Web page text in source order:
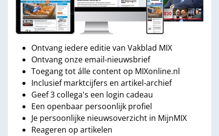
Ontvang iedere editie van Vakblad MIX
Ontvang onze email-nieuwsbrief
Toegang tot álle content op MIXonline.nl
Inclusief marktcijfers en artikel-archief
Geef 3 collega's een login cadeau
Een openbaar persoonlijk profiel
Je persoonlijke nieuwsoverzicht in MijnMIX
Reageren op artikelen